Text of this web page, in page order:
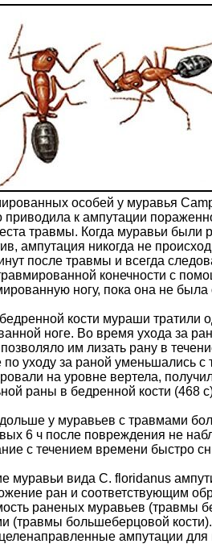
особей у муравья
приводила к ампутации
травмы. Когда муравьи
ампутация никогда не
после травмы и всегда
конечности с
ногу, пока она не была
кости мураши тратили
ноге. Во время ухода за
им лизать рану в
по уходу за раной уменьшались
на уровне вертела,
раны в бедренной кости (468
у муравьев с травмами
6 ч после повреждения не
с течением времени быстро
муравьи вида C. floridanus
ран и соответствующим
раненых муравьев (травмы
(травмы большеберцовой
ампутации